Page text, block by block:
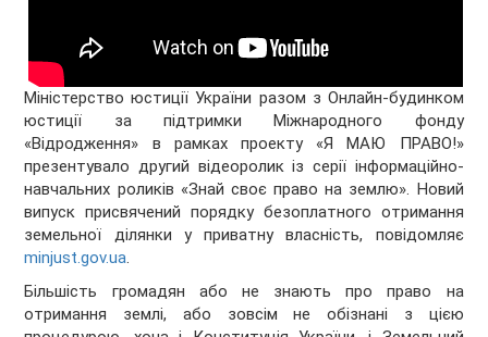
Міністерство юстиції України разом з Онлайн-будинком
юстиції за підтримки Міжнародного фонду
«Відродження» в рамках проекту «Я МАЮ ПРАВО!»
презентувало другий відеоролик із серії інформаційно-
навчальних роликів «Знай своє право на землю». Новий
випуск присвячений порядку безоплатного отримання
земельної ділянки у приватну власність, повідомляє
minjust.gov.ua.
Більшість громадян або не знають про право на
отримання землі, або зовсім не обізнані з цією